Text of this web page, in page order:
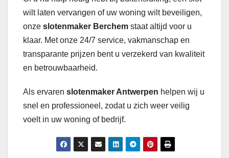
wilt laten vervangen of uw woning wilt beveiligen,
onze slotenmaker Berchem staat altijd voor u
klaar. Met onze 24/7 service, vakmanschap en
transparante prijzen bent u verzekerd van kwaliteit
en betrouwbaarheid.
Als ervaren slotenmaker Antwerpen helpen wij u
snel en professioneel, zodat u zich weer veilig
voelt in uw woning of bedrijf.